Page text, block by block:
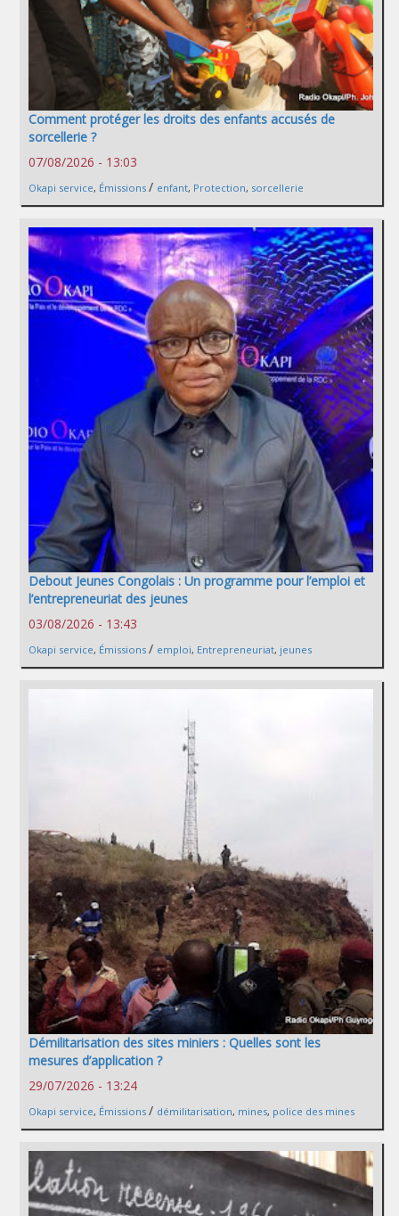
Comment protéger les droits des enfants accusés de
sorcellerie ?
07/08/2026 - 13:03
Okapi service, Émissions / enfant, Protection, sorcellerie
Debout Jeunes Congolais : Un programme pour l’emploi et
l’entrepreneuriat des jeunes
03/08/2026 - 13:43
Okapi service, Émissions / emploi, Entrepreneuriat, jeunes
Démilitarisation des sites miniers : Quelles sont les
mesures d’application ?
29/07/2026 - 13:24
Okapi service, Émissions / démilitarisation, mines, police des mines